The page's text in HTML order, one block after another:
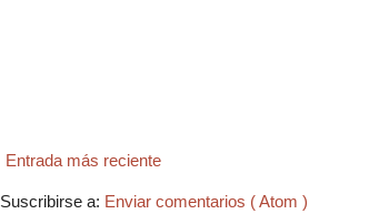
Entrada más reciente
Suscribirse a: Enviar comentarios ( Atom )